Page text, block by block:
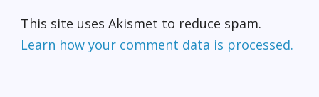
This site uses Akismet to reduce spam.
Learn how your comment data is processed.